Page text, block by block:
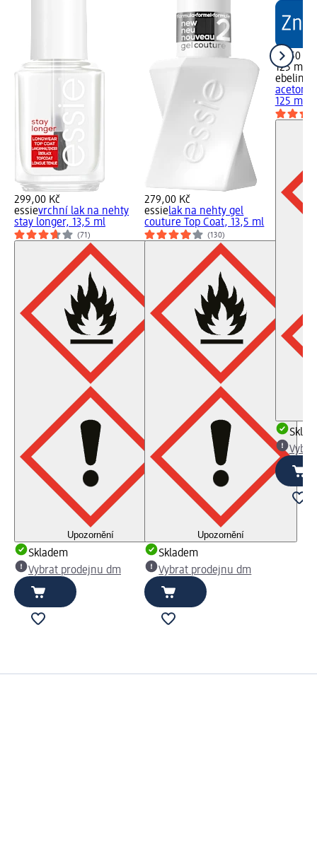
299,00 Kč
essievrchní lak na nehty
stay longer, 13,5 ml
(71)
Upozornění
Skladem
Vybrat prodejnu dm
279,00 Kč
essielak na nehty gel
couture Top Coat, 13,5 ml
(130)
Upozornění
Skladem
Vybrat prodejnu dm
27,50 Kč
125 ml
ebelin
125 ml